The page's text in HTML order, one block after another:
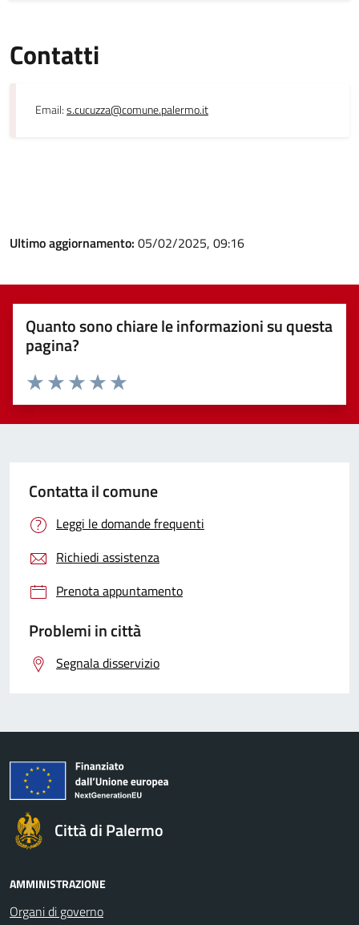
Contatti
Email:s.cucuzza@comune.palermo.it
Ultimo aggiornamento: 05/02/2025, 09:16
Quanto sono chiare le informazioni su questa
pagina?
Valuta 5 stelle su 5
Valuta 4 stelle su 5
Valuta 3 stelle su 5
Valuta 2 stelle su 5
Valuta 1 stelle su 5
Contatta il comune
Leggi le domande frequenti
Richiedi assistenza
Prenota appuntamento
Problemi in città
Segnala disservizio
Città di Palermo
AMMINISTRAZIONE
Organi di governo